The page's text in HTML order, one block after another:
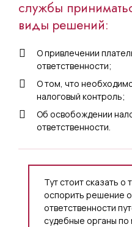
службы
виды решений:
О привлечении
ответственности;
О том, что
налоговый контроль;
Об освобождении
ответственности.
Тут стоит сказать
оспорить решение
ответственности
судебные органы